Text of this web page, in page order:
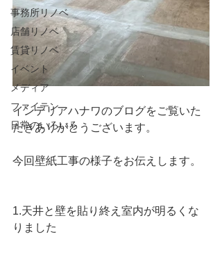
事務所リノベ
店舗リノベ
賃貸リノベ
イベント
メディア
ファイテン
日常のいろいろ
インテリアハナワのブログをご覧いた
だきありがとうございます。
今回壁紙工事の様子をお伝えします。
1.天井と壁を貼り終え室内が明るくな
りました